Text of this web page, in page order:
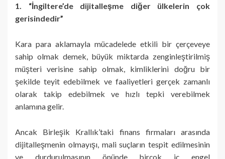
1. “İngiltere’de dijitalleşme diğer ülkelerin çok
gerisindedir”
Kara para aklamayla mücadelede etkili bir çerçeveye
sahip olmak demek, büyük miktarda zenginleştirilmiş
müşteri verisine sahip olmak, kimliklerini doğru bir
şekilde teyit edebilmek ve faaliyetleri gerçek zamanlı
olarak takip edebilmek ve hızlı tepki verebilmek
anlamına gelir.
Ancak Birleşik Krallık’taki finans firmaları arasında
dijitalleşmenin olmayışı, mali suçların tespit edilmesinin
ve durdurulmasının önünde birçok iç engel